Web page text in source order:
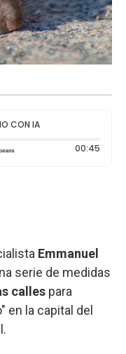
CON IA
0 segundos 00:45
Emmanuel
serie de medidas
calles para
en la capital del